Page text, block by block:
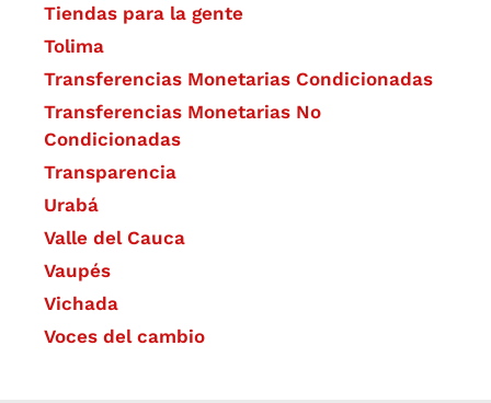
Tiendas para la gente
Tolima
Transferencias Monetarias Condicionadas
Transferencias Monetarias No
Condicionadas
Transparencia
Urabá
Valle del Cauca
Vaupés
Vichada
Voces del cambio